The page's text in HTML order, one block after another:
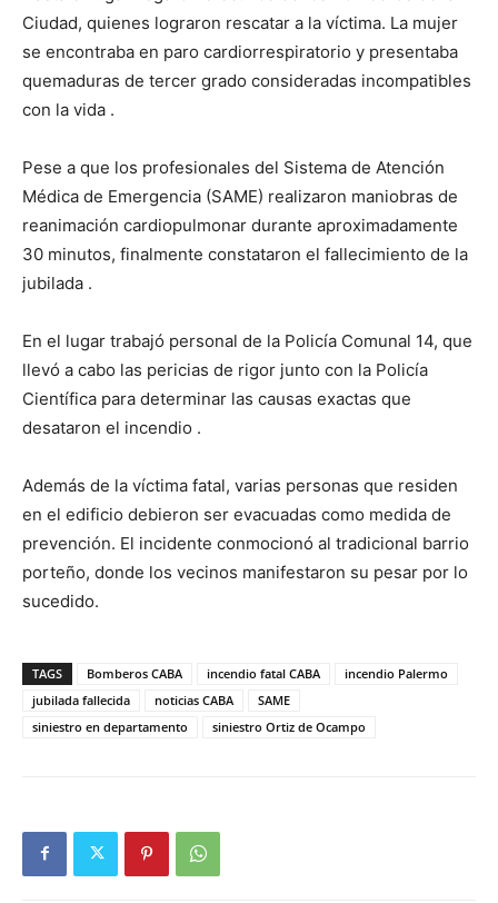
Ciudad, quienes lograron rescatar a la víctima. La mujer
se encontraba en paro cardiorrespiratorio y presentaba
quemaduras de tercer grado consideradas incompatibles
con la vida .
Pese a que los profesionales del Sistema de Atención
Médica de Emergencia (SAME) realizaron maniobras de
reanimación cardiopulmonar durante aproximadamente
30 minutos, finalmente constataron el fallecimiento de la
jubilada .
En el lugar trabajó personal de la Policía Comunal 14, que
llevó a cabo las pericias de rigor junto con la Policía
Científica para determinar las causas exactas que
desataron el incendio .
Además de la víctima fatal, varias personas que residen
en el edificio debieron ser evacuadas como medida de
prevención. El incidente conmocionó al tradicional barrio
porteño, donde los vecinos manifestaron su pesar por lo
sucedido.
TAGS Bomberos CABA incendio fatal CABA
incendio Palermo
jubilada fallecida
noticias CABA
SAME
siniestro en departamento
siniestro Ortiz de Ocampo